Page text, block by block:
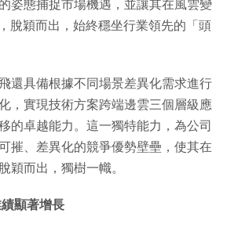
脫穎而出，始終穩坐行業領先的「頭
還具備根據不同場景差異化需求進行
，實現技術方案跨端邊雲三個層級應
的卓越能力。這一獨特能力，為公司
摧、差異化的競爭優勢壁壘，使其在
穎而出，獨樹一幟。
顯著增長